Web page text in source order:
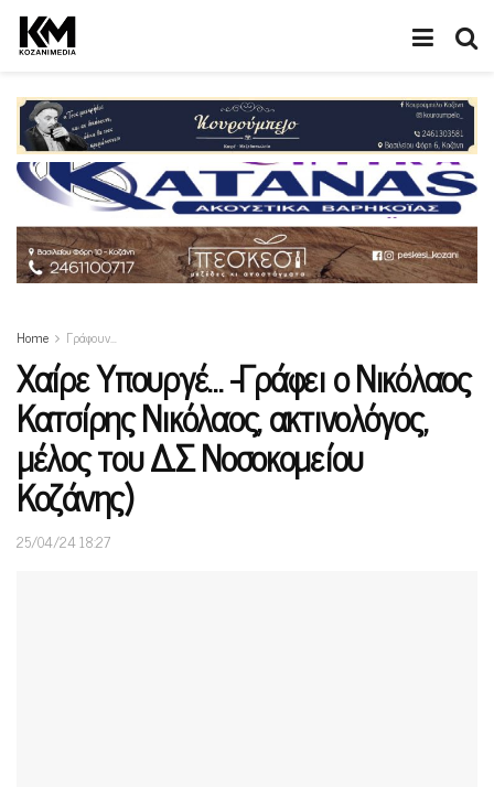
Home Γράφουν…
Χαίρε Υπουργέ… -Γράφει ο Νικόλαος
Κατσίρης Νικόλαος, ακτινολόγος,
μέλος του Δ.Σ Νοσοκομείου
Κοζάνης)
25/04/24 18:27